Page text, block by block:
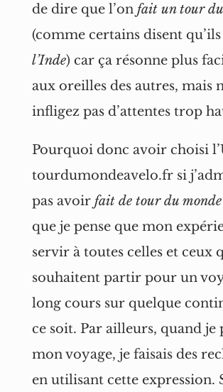
de dire que l’on fait un tour
(comme certains disent
l’Inde) car ça résonne plus
aux oreilles des autres, mais
infligez pas d’attentes trop
Pourquoi donc avoir choisi
tourdumondeavelo.fr si
pas avoir fait de tour du monde
que je pense que mon
servir à toutes celles et ceux
souhaitent partir pour un
long cours sur quelque
ce soit. Par ailleurs, quand je
mon voyage, je faisais des
en utilisant cette expression.